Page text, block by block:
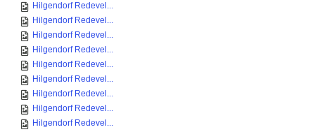
Hilgendorf Redevel...
Hilgendorf Redevel...
Hilgendorf Redevel...
Hilgendorf Redevel...
Hilgendorf Redevel...
Hilgendorf Redevel...
Hilgendorf Redevel...
Hilgendorf Redevel...
Hilgendorf Redevel...